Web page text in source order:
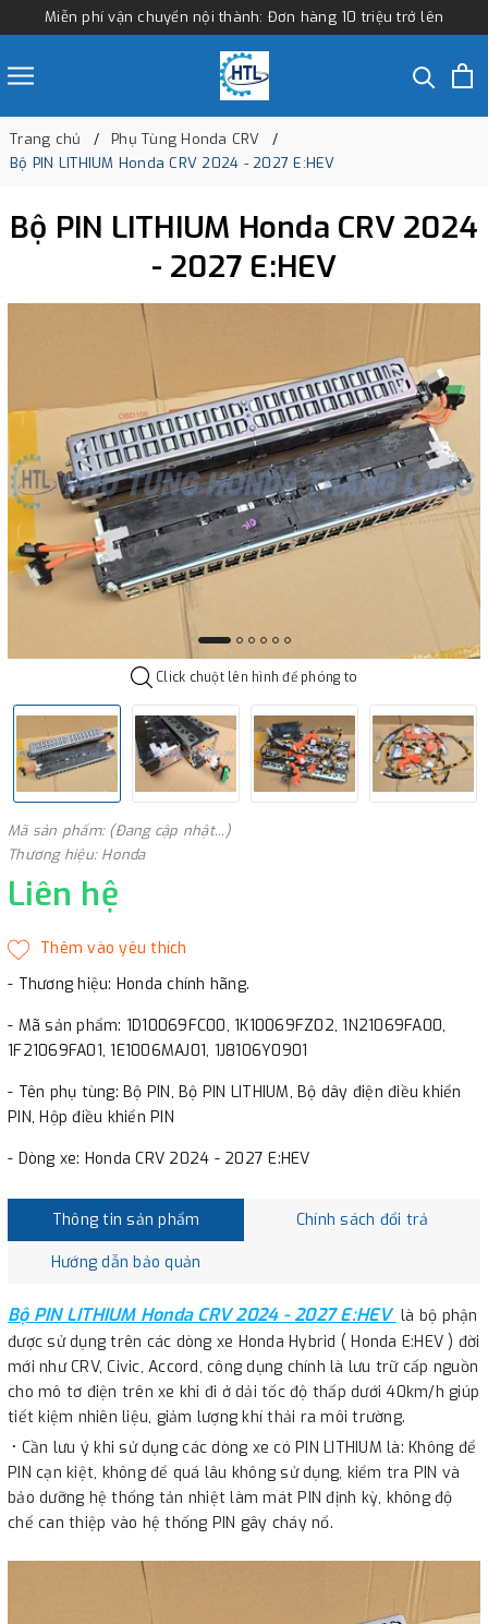
Miễn phí vận chuyển nội thành: Đơn hàng 10 triệu trở lên
Trang chủ
Phụ Tùng Honda CRV
Bộ PIN LITHIUM Honda CRV 2024 - 2027 E:HEV
Bộ PIN LITHIUM Honda CRV 2024
- 2027 E:HEV
Click chuột lên hình để phóng to
Mã sản phẩm: (Đang cập nhật...)
Thương hiệu: Honda
Liên hệ
- Thương hiệu: Honda chính hãng.
- Mã sản phẩm: 1D10069FC00, 1K10069FZ02, 1N21069FA00,
1F21069FA01, 1E1006MAJ01, 1J8106Y0901
- Tên phụ tùng: Bộ PIN, Bộ PIN LITHIUM, Bộ dây điện điều khiển
PIN, Hộp điều khiển PIN
- Dòng xe: Honda CRV 2024 - 2027 E:HEV
Thông tin sản phẩm Chính sách đổi trả
Hướng dẫn bảo quản
Bộ PIN LITHIUM Honda CRV 2024 - 2027 E:HEV là bộ phận
được sử dụng trên các dòng xe Honda Hybrid ( Honda E:HEV ) đời
mới như CRV, Civic, Accord, công dụng chính là lưu trữ cấp nguồn
cho mô tơ điện trên xe khi đi ở dải tốc độ thấp dưới 40km/h giúp
tiết kiệm nhiên liệu, giảm lượng khí thải ra môi trường.
• Cần lưu ý khi sử dụng các dòng xe có PIN LITHIUM là: Không để
PIN cạn kiệt, không để quá lâu không sử dụng, kiểm tra PIN và
bảo dưỡng hệ thống tản nhiệt làm mát PIN định kỳ, không độ
chế can thiệp vào hệ thống PIN gây cháy nổ.